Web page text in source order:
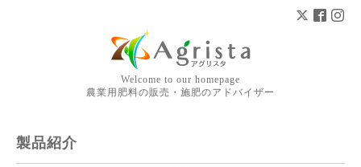
Welcome to our homepage
農業用肥料の販売・施肥のアドバイザー
製品紹介